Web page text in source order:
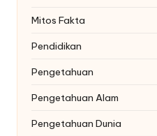
Mitos Fakta
Pendidikan
Pengetahuan
Pengetahuan Alam
Pengetahuan Dunia